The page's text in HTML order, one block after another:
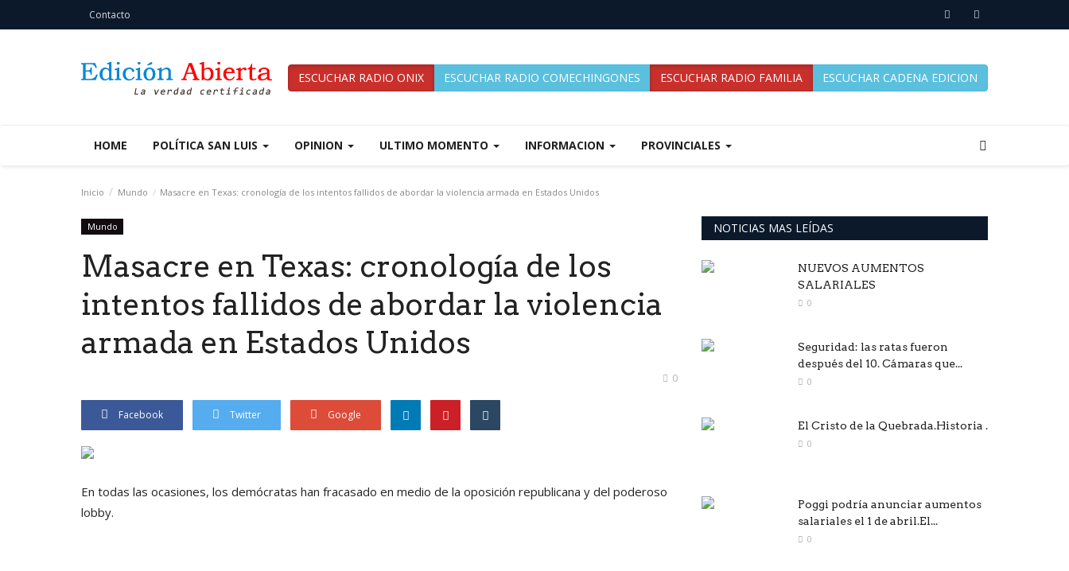
Contacto
ESCUCHAR RADIO ONIX ESCUCHAR RADIO COMECHINGONES ESCUCHAR RADIO FAMILIA ESCUCHAR CADENA EDICION
HOME POLÍTICA SAN LUIS OPINION ULTIMO MOMENTO INFORMACION PROVINCIALES
Inicio Mundo Masacre en Texas: cronología de los intentos fallidos de abordar la violencia armada en Estados Unidos
Mundo
Masacre en Texas: cronología de los
intentos fallidos de abordar la violencia
armada en Estados Unidos
0
Facebook Twitter Google
En todas las ocasiones, los demócratas han fracasado en medio de la oposición republicana y del poderoso
lobby.
NOTICIAS MAS LEÍDAS
NUEVOS AUMENTOS
SALARIALES
0
Seguridad: las ratas fueron
después del 10. Cámaras que...
0
El Cristo de la Quebrada.Historia .
0
Poggi podría anunciar aumentos
salariales el 1 de abril.El...
0